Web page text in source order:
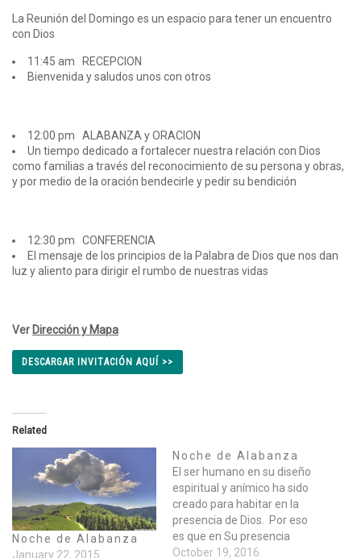
La Reunión del Domingo es un espacio para tener un encuentro
con Dios
11:45 am RECEPCION
Bienvenida y saludos unos con otros
12:00 pm ALABANZA y ORACION
Un tiempo dedicado a fortalecer nuestra relación con Dios
como familias a través del reconocimiento de su persona y obras,
y por medio de la oración bendecirle y pedir su bendición
12:30 pm CONFERENCIA
El mensaje de los principios de la Palabra de Dios que nos dan
luz y aliento para dirigir el rumbo de nuestras vidas
Ver Dirección y Mapa
DESCARGAR INVITACIÓN AQUÍ >>
Related
Noche de Alabanza
January 22, 2015
Noche de Alabanza
El ser humano en su diseño
espiritual y anímico ha sido
creado para habitar en la
presencia de Dios. Por eso
es que en Su presencia
somos nutridos de
October 19, 2016